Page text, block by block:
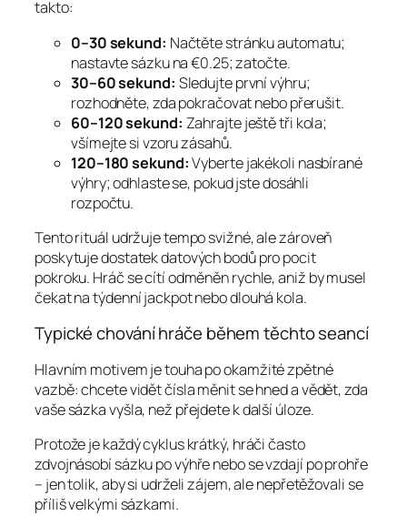
takto:
0–30 sekund: Načtěte stránku automatu;
nastavte sázku na €0.25; zatočte.
30–60 sekund: Sledujte první výhru;
rozhodněte, zda pokračovat nebo přerušit.
60–120 sekund: Zahrajte ještě tři kola;
všímejte si vzoru zásahů.
120–180 sekund:Vyberte jakékoli nasbírané
výhry; odhlaste se, pokud jste dosáhli
rozpočtu.
Tento rituál udržuje tempo svižné, ale zároveň
poskytuje dostatek datových bodů pro pocit
pokroku. Hráč se cítí odměněn rychle, aniž by musel
čekat na týdenní jackpot nebo dlouhá kola.
Typické chování hráče během těchto seancí
Hlavním motivem je touha po okamžité zpětné
vazbě: chcete vidět čísla měnit se hned a vědět, zda
vaše sázka vyšla, než přejdete k další úloze.
Protože je každý cyklus krátký, hráči často
zdvojnásobí sázku po výhře nebo se vzdají po prohře
– jen tolik, aby si udrželi zájem, ale nepřetěžovali se
příliš velkými sázkami.